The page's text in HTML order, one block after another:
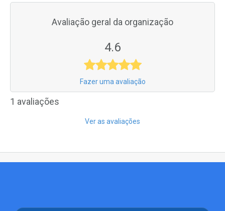
Avaliação geral da organização
4.6
Fazer uma avaliação
1 avaliações
Ver as avaliações